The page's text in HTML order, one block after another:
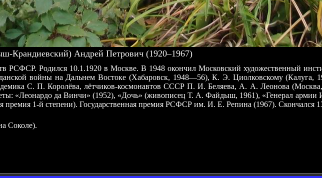
Андрей Петрович (1920–1967)
РСФСР. Родился 10.1.1920 в Москве. В 1948 окончил Московский художественный
войны на Дальнем Востоке (Хабаровск, 1948—56), К. Э. Циолковскому (Калуга,
С. П. Королёва, лётчиков-космонавтов СССР П. И. Беляева, А. А. Леонова
«Леонардо да Винчи» (1952), «Дочь» (живописец Т. А. Файдыш, 1961), «Генерал
1-й степени). Государственная премия РСФСР им. И. Е. Репина (1967). Скончался
Соколе).